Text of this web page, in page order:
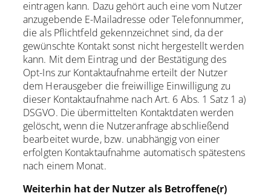
eintragen kann. Dazu gehört auch eine vom Nutzer
anzugebende E-Mailadresse oder Telefonnummer,
die als Pflichtfeld gekennzeichnet sind, da der
gewünschte Kontakt sonst nicht hergestellt werden
kann. Mit dem Eintrag und der Bestätigung des
Opt-Ins zur Kontaktaufnahme erteilt der Nutzer
dem Herausgeber die freiwillige Einwilligung zu
dieser Kontaktaufnahme nach Art. 6 Abs. 1 Satz 1 a)
DSGVO. Die übermittelten Kontaktdaten werden
gelöscht, wenn die Nutzeranfrage abschließend
bearbeitet wurde, bzw. unabhängig von einer
erfolgten Kontaktaufnahme automatisch spätestens
nach einem Monat.
Weiterhin hat der Nutzer als Betroffene(r)